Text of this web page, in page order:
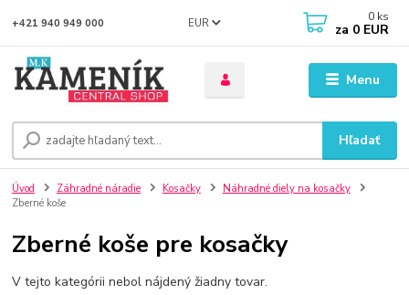
Menu
EUR
Hľadať
+421 940 949 000 0 ks
za 0 EUR
Úvod Záhradné náradie Kosačky
Náhradné diely na kosačky
Zberné koše
Zberné koše pre kosačky
V tejto kategórii nebol nájdený žiadny tovar.